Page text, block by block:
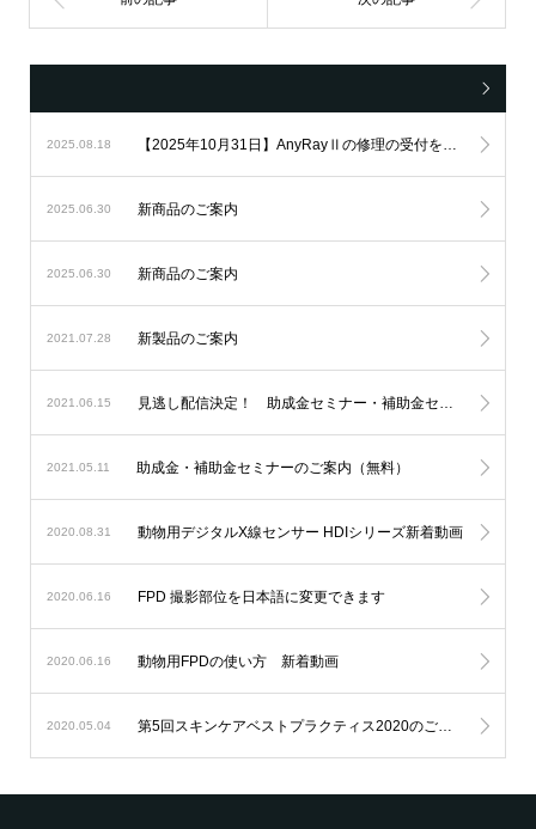
2025.08.18 【2025年10月31日】AnyRayⅡの修理の受付を終了させていただきます。
2025.06.30 新商品のご案内
2025.06.30 新商品のご案内
2021.07.28 新製品のご案内
2021.06.15 見逃し配信決定！ 助成金セミナー・補助金セミナー
2021.05.11 助成金・補助金セミナーのご案内（無料）
2020.08.31 動物用デジタルX線センサー HDIシリーズ新着動画
2020.06.16 FPD 撮影部位を日本語に変更できます
2020.06.16 動物用FPDの使い方 新着動画
2020.05.04 第5回スキンケアベストプラクティス2020のご案内